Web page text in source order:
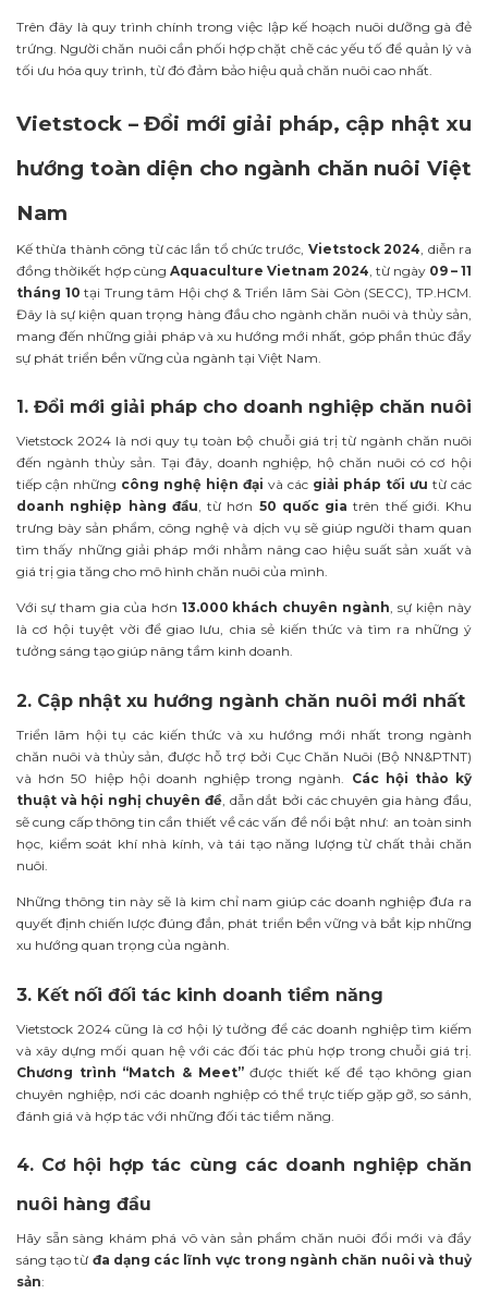
Trên đây là quy trình chính trong việc lập kế hoạch nuôi dưỡng gà đẻ
trứng. Người chăn nuôi cần phối hợp chặt chẽ các yếu tố để quản lý và
tối ưu hóa quy trình, từ đó đảm bảo hiệu quả chăn nuôi cao nhất.
Vietstock – Đổi mới giải pháp, cập nhật xu
hướng toàn diện cho ngành chăn nuôi Việt
Nam
Kế thừa thành công từ các lần tổ chức trước, Vietstock 2024 , diễn ra
đồng thờikết hợp cùng Aquaculture Vietnam 2024 , từ ngày 09 – 11
tháng 10 tại Trung tâm Hội chợ & Triển lãm Sài Gòn (SECC), TP.HCM.
Đây là sự kiện quan trọng hàng đầu cho ngành chăn nuôi và thủy sản,
mang đến những giải pháp và xu hướng mới nhất, góp phần thúc đẩy
sự phát triển bền vững của ngành tại Việt Nam.
1. Đổi mới giải pháp cho doanh nghiệp chăn nuôi
Vietstock 2024 là nơi quy tụ toàn bộ chuỗi giá trị từ ngành chăn nuôi
đến ngành thủy sản. Tại đây, doanh nghiệp, hộ chăn nuôi có cơ hội
tiếp cận những công nghệ hiện đại và các giải pháp tối ưu từ các
doanh nghiệp hàng đầu, từ hơn 50 quốc gia trên thế giới. Khu
trưng bày sản phẩm, công nghệ và dịch vụ sẽ giúp người tham quan
tìm thấy những giải pháp mới nhằm nâng cao hiệu suất sản xuất và
giá trị gia tăng cho mô hình chăn nuôi của mình.
Với sự tham gia của hơn 13.000 khách chuyên ngành, sự kiện này
là cơ hội tuyệt vời để giao lưu, chia sẻ kiến thức và tìm ra những ý
tưởng sáng tạo giúp nâng tầm kinh doanh.
2. Cập nhật xu hướng ngành chăn nuôi mới nhất
Triển lãm hội tụ các kiến thức và xu hướng mới nhất trong ngành
chăn nuôi và thủy sản, được hỗ trợ bởi Cục Chăn Nuôi (Bộ NN&PTNT)
và hơn 50 hiệp hội doanh nghiệp trong ngành. Các hội thảo kỹ
thuật và hội nghị chuyên đề , dẫn dắt bởi các chuyên gia hàng đầu,
sẽ cung cấp thông tin cần thiết về các vấn đề nổi bật như: an toàn sinh
học, kiểm soát khí nhà kính, và tái tạo năng lượng từ chất thải chăn
nuôi.
Những thông tin này sẽ là kim chỉ nam giúp các doanh nghiệp đưa ra
quyết định chiến lược đúng đắn, phát triển bền vững và bắt kịp những
xu hướng quan trọng của ngành.
3. Kết nối đối tác kinh doanh tiềm năng
Vietstock 2024 cũng là cơ hội lý tưởng để các doanh nghiệp tìm kiếm
và xây dựng mối quan hệ với các đối tác phù hợp trong chuỗi giá trị.
Chương trình “Match & Meet”được thiết kế để tạo không gian
chuyên nghiệp, nơi các doanh nghiệp có thể trực tiếp gặp gỡ, so sánh,
đánh giá và hợp tác với những đối tác tiềm năng.
4. Cơ hội hợp tác cùng các doanh nghiệp chăn
nuôi hàng đầu
Hãy sẵn sàng khám phá vô vàn sản phẩm chăn nuôi đổi mới và đầy
sáng tạo từ đa dạng các lĩnh vực trong ngành chăn nuôi và thuỷ
sản: